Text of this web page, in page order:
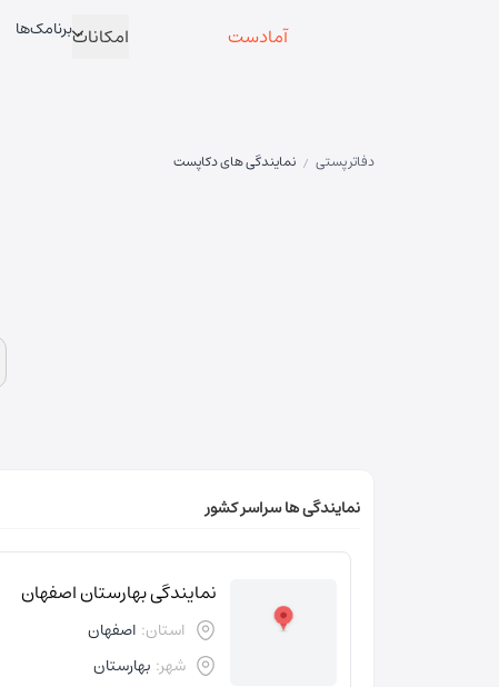
آمادست امکاناتبرنامک‌ها
دفاتر پستی / نمایندگی های دکاپست
نمایندگی ها سراسر کشور
نمایندگی بهارستان اصفهان
استان: اصفهان
شهر: بهارستان